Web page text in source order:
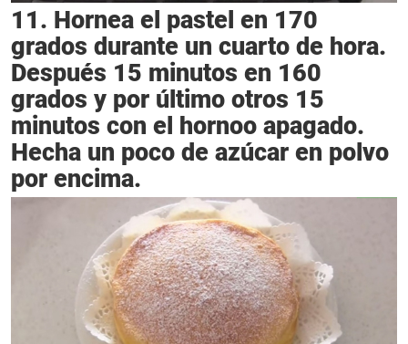
11. Hornea el pastel en 170
grados durante un cuarto de hora.
Después 15 minutos en 160
grados y por último otros 15
minutos con el hornoo apagado.
Hecha un poco de azúcar en polvo
por encima.